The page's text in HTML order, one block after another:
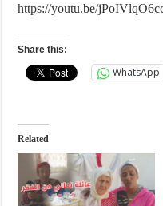
https://youtu.be/
Share this:
WhatsApp
Related